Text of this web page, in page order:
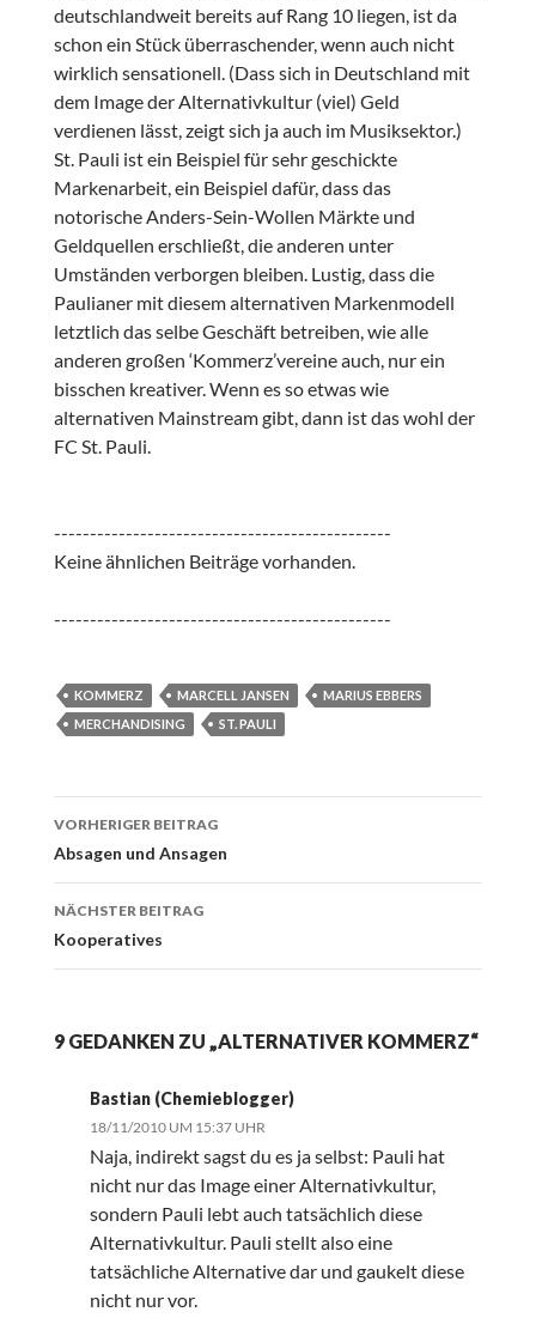
deutschlandweit bereits auf Rang 10 liegen, ist da
schon ein Stück überraschender, wenn auch nicht
wirklich sensationell. (Dass sich in Deutschland mit
dem Image der Alternativkultur (viel) Geld
verdienen lässt, zeigt sich ja auch im Musiksektor.)
St. Pauli ist ein Beispiel für sehr geschickte
Markenarbeit, ein Beispiel dafür, dass das
notorische Anders-Sein-Wollen Märkte und
Geldquellen erschließt, die anderen unter
Umständen verborgen bleiben. Lustig, dass die
Paulianer mit diesem alternativen Markenmodell
letztlich das selbe Geschäft betreiben, wie alle
anderen großen ‘Kommerz’vereine auch, nur ein
bisschen kreativer. Wenn es so etwas wie
alternativen Mainstream gibt, dann ist das wohl der
FC St. Pauli.
-----------------------------------------------
Keine ähnlichen Beiträge vorhanden.
-----------------------------------------------
KOMMERZ MARCELL JANSEN
MARIUS EBBERS
MERCHANDISING
ST. PAULI
Beitrags-
Navigation
VORHERIGER BEITRAG
Absagen und Ansagen
NÄCHSTER BEITRAG
Kooperatives
9 GEDANKEN ZU „ALTERNATIVER KOMMERZ“
Bastian (Chemieblogger)
18/11/2010 UM 15:37 UHR
Naja, indirekt sagst du es ja selbst: Pauli hat
nicht nur das Image einer Alternativkultur,
sondern Pauli lebt auch tatsächlich diese
Alternativkultur. Pauli stellt also eine
tatsächliche Alternative dar und gaukelt diese
nicht nur vor.